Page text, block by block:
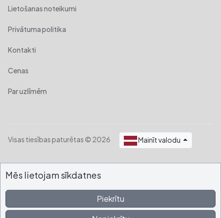
Lietošanas noteikumi
Privātuma politika
Kontakti
Cenas
Par uzlīmēm
Visas tiesības paturētas © 2026 Mainīt valodu
Mēs lietojam sīkdatnes
Piekrītu